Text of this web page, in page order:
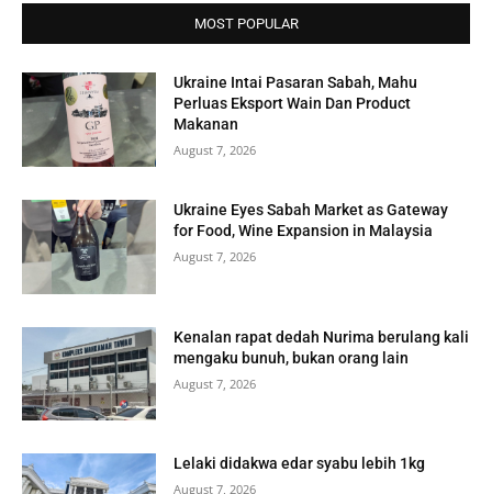
MOST POPULAR
Ukraine Intai Pasaran Sabah, Mahu
Perluas Eksport Wain Dan Product
Makanan
August 7, 2026
Ukraine Eyes Sabah Market as Gateway
for Food, Wine Expansion in Malaysia
August 7, 2026
Kenalan rapat dedah Nurima berulang kali
mengaku bunuh, bukan orang lain
August 7, 2026
Lelaki didakwa edar syabu lebih 1kg
August 7, 2026